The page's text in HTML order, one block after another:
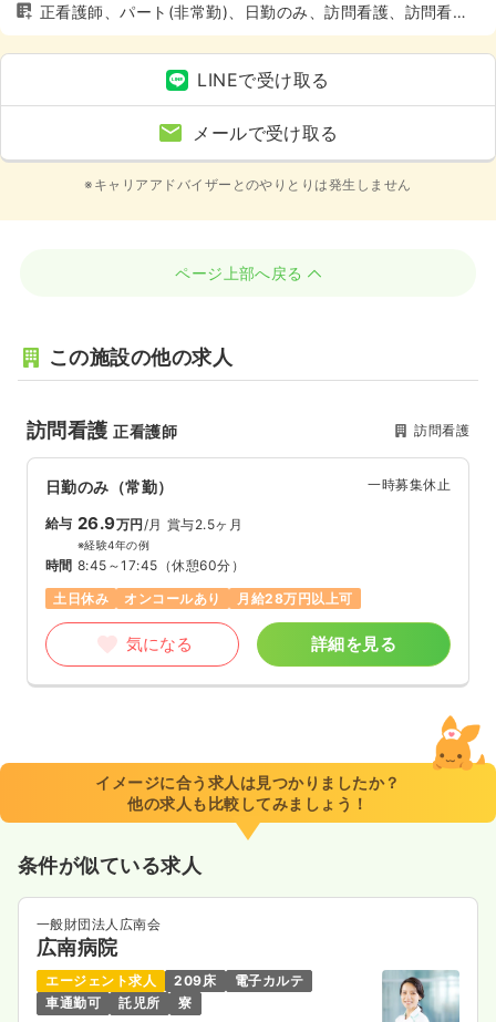
正看護師、パート(非常勤)、日勤のみ、訪問看護、訪問看
護、4週8休以上、土日休み
LINEで受け取る
メールで受け取る
※キャリアアドバイザーとのやりとりは発生しません
ページ上部へ戻る
この施設の他の求人
訪問看護正看護師 訪問看護
日勤のみ（常勤） 一時募集休止
給与 26.9万円/月 賞与2.5ヶ月
※経験4年の例
時間 8:45～17:45 （休憩60分）
土日休み
オンコールあり 月給28万円以上可
気になる 詳細を見る
イメージに合う求人は見つかりましたか？
他の求人も比較してみましょう！
条件が似ている求人
一般財団法人広南会
広南病院
エージェント求人 209床
電子カルテ
車通勤可
託児所
寮